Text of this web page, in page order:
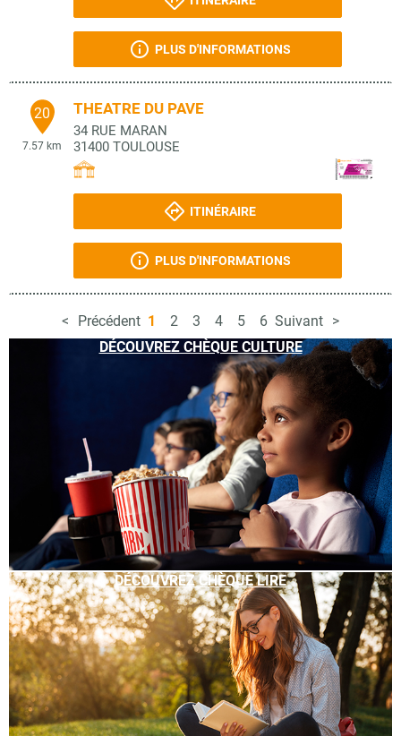
PLUS D'INFORMATIONS
20
7.57 km
THEATRE DU PAVE
34 RUE MARAN
31400 TOULOUSE
ITINÉRAIRE
PLUS D'INFORMATIONS
Précédent 1 2 3 4 5 6 Suivant
DÉCOUVREZ CHÈQUE CULTURE
DÉCOUVREZ CHÈQUE LIRE